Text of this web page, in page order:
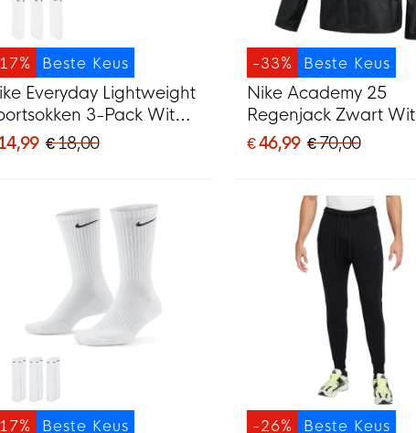
Beste Keus
Everyday Lightweight
3-Pack Wit
€ 18,00
Beste Keus
-33%
Nike Academy 25
Regenjack Zwart Wit
€ 46,99 € 70,00
Beste Keus Beste Keus
-26%